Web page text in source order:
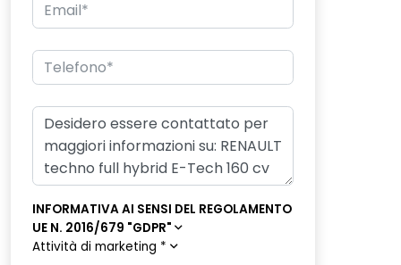
INFORMATIVA AI SENSI DEL REGOLAMENTO
UE N. 2016/679 "GDPR"
Attività di marketing *